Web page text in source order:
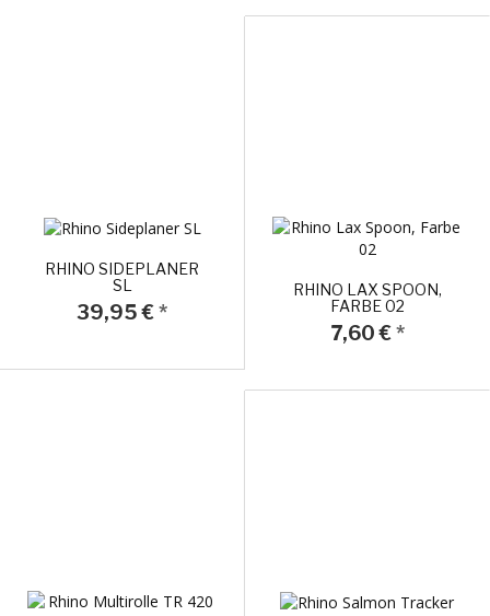
RHINO SIDEPLANER
SL
39,95 €*
RHINO LAX SPOON,
FARBE 02
7,60 € *